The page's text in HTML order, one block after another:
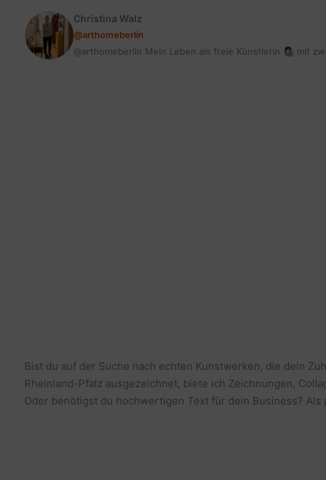
Christina Walz
@arthomeberlin
@arthomeberlin Mein Leben als freie Künstlerin 👩🏻‍🎨
Bist du auf der Suche nach echten Kunstwerken, die dein
Rheinland-Pfalz ausgezeichnet, biete ich Zeichnungen,
Oder benötigst du hochwertigen Text für dein Business?